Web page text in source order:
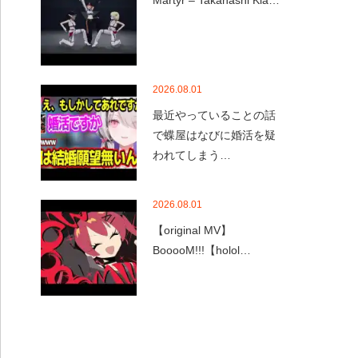
2026.08.01
最近やっていることの話
で蝶屋はなびに婚活を疑
われてしまう…
2026.08.01
【original MV】
BooooM!!!【holol…